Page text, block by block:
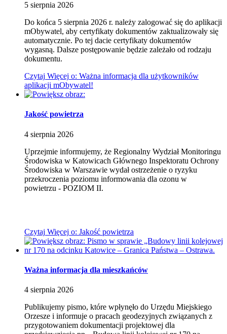
5 sierpnia 2026
Do końca 5 sierpnia 2026 r. należy zalogować się do aplikacji
mObywatel, aby certyfikaty dokumentów zaktualizowały się
automatycznie. Po tej dacie certyfikaty dokumentów
wygasną. Dalsze postępowanie będzie zależało od rodzaju
dokumentu.
Czytaj Więcej o: Ważna informacja dla użytkowników
aplikacji mObywatel!
Jakość powietrza
4 sierpnia 2026
Uprzejmie informujemy, że Regionalny Wydział Monitoringu
Środowiska w Katowicach Głównego Inspektoratu Ochrony
Środowiska w Warszawie wydał ostrzeżenie o ryzyku
przekroczenia poziomu informowania dla ozonu w
powietrzu - POZIOM II.
Czytaj Więcej o: Jakość powietrza
Ważna informacja dla mieszkańców
4 sierpnia 2026
Publikujemy pismo, które wpłynęło do Urzędu Miejskiego
Orzesze i informuje o pracach geodezyjnych związanych z
przygotowaniem dokumentacji projektowej dla